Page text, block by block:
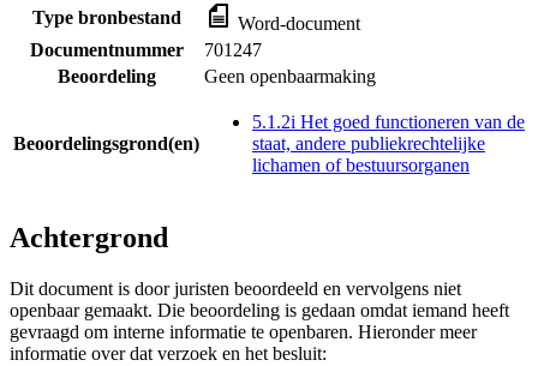
Type bronbestand
Word-document
Documentnummer
701247
Beoordeling
Geen openbaarmaking
Beoordelingsgrond(en)
5.1.2i Het goed functioneren van de
staat, andere publiekrechtelijke
lichamen of bestuursorganen
Achtergrond
Dit document is door juristen beoordeeld en vervolgens niet
openbaar gemaakt. Die beoordeling is gedaan omdat iemand heeft
gevraagd om interne informatie te openbaren. Hieronder meer
informatie over dat verzoek en het besluit: